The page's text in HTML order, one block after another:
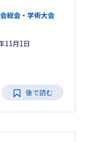
総会・学術大会
11月1日
後で読む